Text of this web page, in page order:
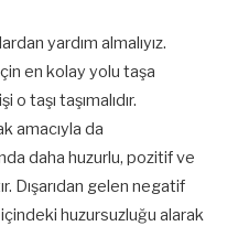
yardım almalıyız.
en kolay yolu taşa
taşı taşımalıdır.
amacıyla da
daha huzurlu, pozitif ve
Dışarıdan gelen negatif
huzursuzluğu alarak